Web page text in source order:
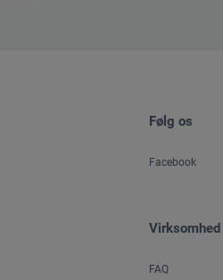
Følg os
Facebook
Virksomhed
FAQ